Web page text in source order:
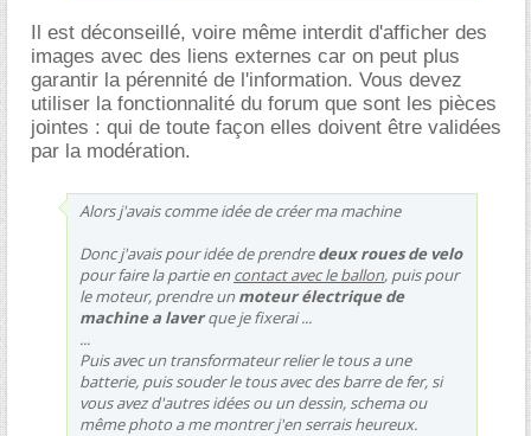
Il est déconseillé, voire même interdit d'afficher des
images avec des liens externes car on peut plus
garantir la pérennité de l'information. Vous devez
utiliser la fonctionnalité du forum que sont les pièces
jointes : qui de toute façon elles doivent être validées
par la modération.
Alors j'avais comme idée de créer ma machine
Donc j'avais pour idée de prendredeux roues de velo
pour faire la partie en contact avec le ballon, puis pour
le moteur, prendre un moteur électrique de
machine a laverque je fixerai ...
...
Puis avec un transformateur relier le tous a une
batterie, puis souder le tous avec des barre de fer, si
vous avez d'autres idées ou un dessin, schema ou
même photo a me montrer j'en serrais heureux.